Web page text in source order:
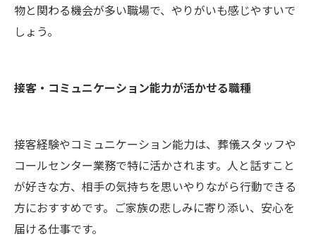
物と関わる機会が多い職場で、やりがいも感じやすいで
しょう。
接客・コミュニケーション能力が活かせる職種
接客経験やコミュニケーション能力は、葬儀スタッフや
コールセンター業務で特に活かされます。人と話すこと
が好きな方、相手の気持ちを思いやりながら行動できる
方におすすめです。ご家族の悲しみに寄り添い、安心を
届ける仕事です。